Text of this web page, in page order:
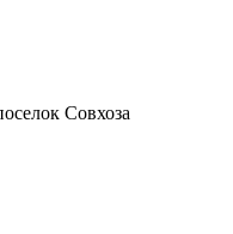
Совхоза